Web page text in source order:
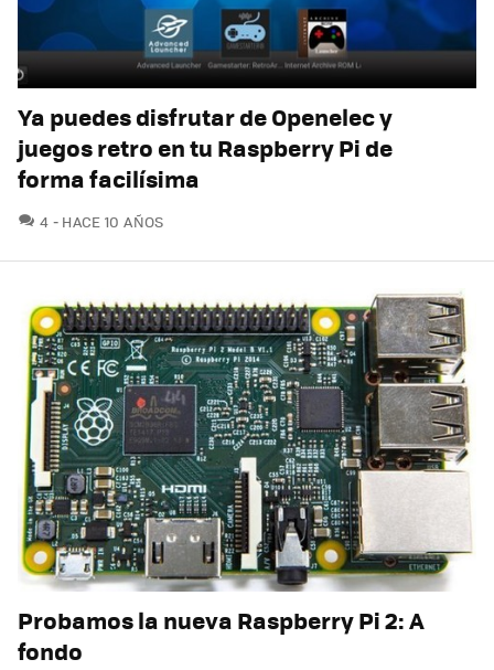
Ya puedes disfrutar de Openelec y
juegos retro en tu Raspberry Pi de
forma facilísima
4 COMENTARIOS
HACE 10 AÑOS
Probamos la nueva Raspberry Pi 2: A
fondo